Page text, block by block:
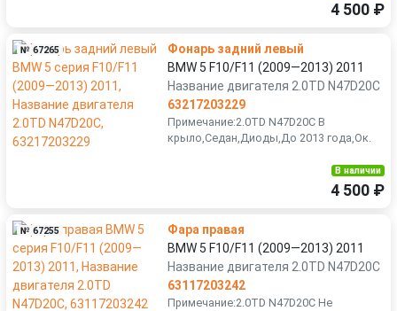
4 500 ₽
№ 67265
Фонарь задний левый
BMW 5 F10/F11 (2009—2013) 2011
Название двигателя 2.0TD N47D20C
63217203229
Примечание:2.0TD N47D20C В
крыло,Седан,Диоды,До 2013 года,Ок.
В наличии
4 500 ₽
№ 67255
Фара правая
BMW 5 F10/F11 (2009—2013) 2011
Название двигателя 2.0TD N47D20C
63117203242
Примечание:2.0TD N47D20C Не